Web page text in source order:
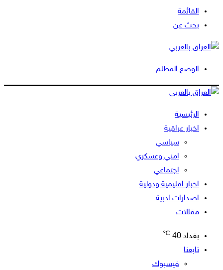
القائمة
بحث عن
الوضع المظلم
الرئيسية
اخبار عراقية
سياسي
امني وعسكري
اجتماعي
اخبار اقليمية ودولية
اصدارات ادبية
مقالات
بغداد 40
℃
تابعنا
فيسبوك